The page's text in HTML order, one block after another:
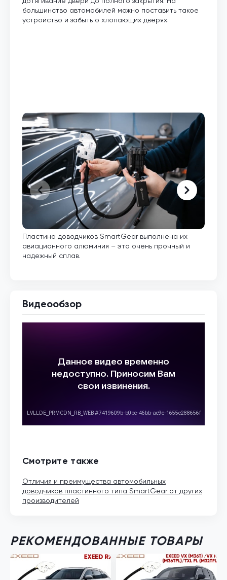
большинство автомобилей можно поставить такое
устройство и забыть о хлопающих дверях.
Пластина доводчиков SmartGear выполнена их
авиационного алюминия – это очень прочный и
надежный сплав.
Видеообзор
Смотрите также
Отличия и преимущества автомобильных
доводчиков пластинного типа SmartGear от других
производителей
РЕКОМЕНДОВАННЫЕ ТОВАРЫ